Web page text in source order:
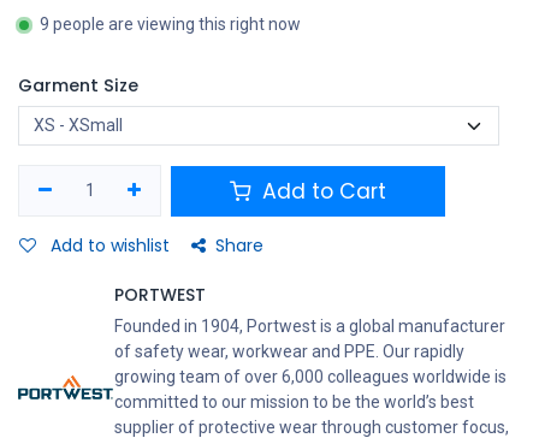
9 people are viewing this right now
Garment Size
Add to Cart
Add to wishlist Share
PORTWEST
Founded in 1904, Portwest is a global manufacturer
of safety wear, workwear and PPE. Our rapidly
growing team of over 6,000 colleagues worldwide is
committed to our mission to be the world’s best
supplier of protective wear through customer focus,